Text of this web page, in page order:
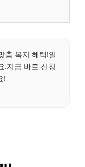
춤 복지 혜택!일
.지금 바로 신청
!